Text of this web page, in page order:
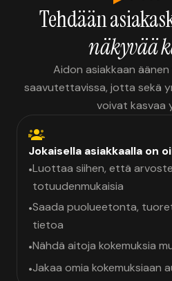
Tehdään
näkyvää
Aidon asiakkaan
saavutettavissa, jotta sekä
voivat kasvaa
Jokaisella asiakkaalla on
•Luottaa siihen, että
totuudenmukaisia
•Saada puolueetonta,
tietoa
•Nähdä aitoja kokemuksia
•Jakaa omia kokemuksiaan